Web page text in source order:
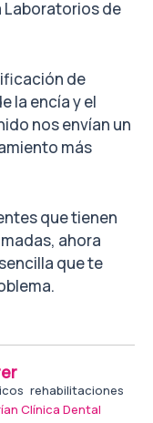
Laboratorios de
de
la encía y el
nos envían un
más
que tienen
ahora
que te
rehabilitaciones
Clínica Dental